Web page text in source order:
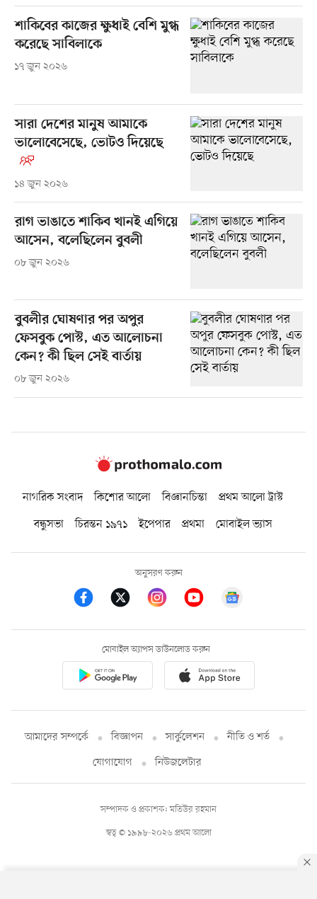
শাকিবের কাজের ক্ষুধাই বেশি মুগ্ধ
করেছে সাবিলাকে
১৭ জুন ২০২৬
সারা দেশের মানুষ আমাকে
ভালোবেসেছে, ভোটও দিয়েছে
১৪ জুন ২০২৬
রাগ ভাঙাতে শাকিব খানই এগিয়ে
আসেন, বলেছিলেন বুবলী
০৮ জুন ২০২৬
বুবলীর ঘোষণার পর অপুর
ফেসবুক পোস্ট, এত আলোচনা
কেন? কী ছিল সেই বার্তায়
০৮ জুন ২০২৬
নাগরিক সংবাদ কিশোর আলো বিজ্ঞানচিন্তা
প্রথম আলো ট্রাস্ট
বন্ধুসভা
চিরন্তন ১৯৭১ ইপেপার প্রথমা মোবাইল ভ্যাস
অনুসরণ করুন
মোবাইল অ্যাপস ডাউনলোড করুন
আমাদের সম্পর্কে বিজ্ঞাপন সার্কুলেশন
নীতি ও শর্ত
যোগাযোগ
নিউজলেটার
স্বত্ব © ১৯৯৮-২০২৬ প্রথম আলো
সম্পাদক ও প্রকাশক: মতিউর রহমান